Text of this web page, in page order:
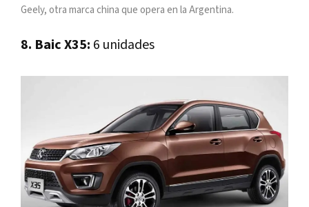
Geely, otra marca china que opera en la Argentina.
8. Baic X35: 6 unidades